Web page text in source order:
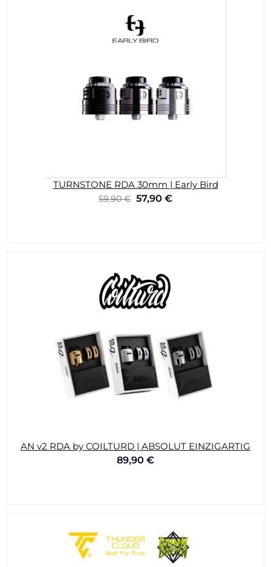
TURNSTONE RDA 30mm | Early Bird
59,90€ 57,90 €
AN v2 RDA by COILTURD | ABSOLUT EINZIGARTIG
89,90 €